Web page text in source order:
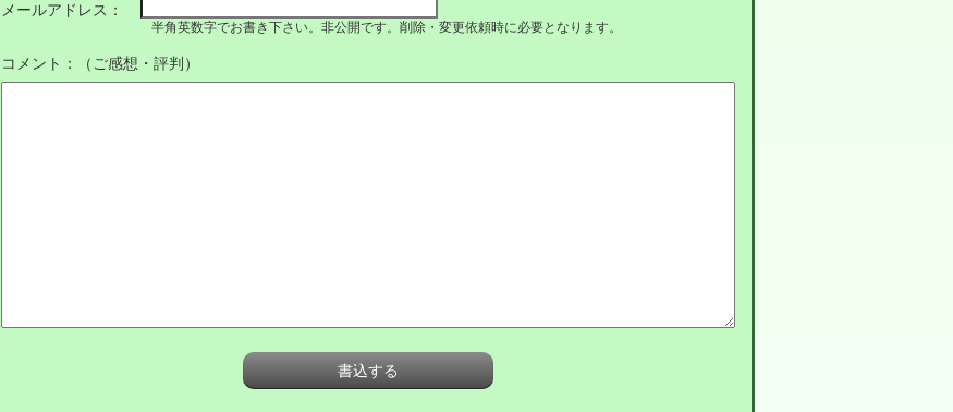
メールアドレス：
半角英数字でお書き下さい。非公開です。削除・変更依頼時に必要となります。
コメント：（ご感想・評判）